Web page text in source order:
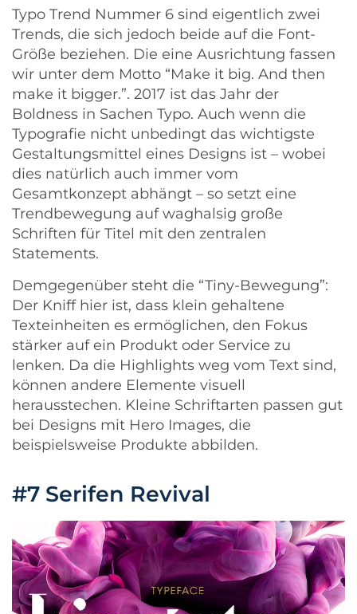
Typo Trend Nummer 6 sind eigentlich zwei
Trends, die sich jedoch beide auf die Font-
Größe beziehen. Die eine Ausrichtung fassen
wir unter dem Motto “Make it big. And then
make it bigger.”. 2017 ist das Jahr der
Boldness in Sachen Typo. Auch wenn die
Typografie nicht unbedingt das wichtigste
Gestaltungsmittel eines Designs ist – wobei
dies natürlich auch immer vom
Gesamtkonzept abhängt – so setzt eine
Trendbewegung auf waghalsig große
Schriften für Titel mit den zentralen
Statements.
Demgegenüber steht die “Tiny-Bewegung”:
Der Kniff hier ist, dass klein gehaltene
Texteinheiten es ermöglichen, den Fokus
stärker auf ein Produkt oder Service zu
lenken. Da die Highlights weg vom Text sind,
können andere Elemente visuell
herausstechen. Kleine Schriftarten passen gut
bei Designs mit Hero Images, die
beispielsweise Produkte abbilden.
#7 Serifen Revival